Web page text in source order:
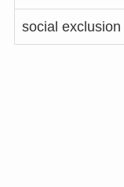
social exclusion